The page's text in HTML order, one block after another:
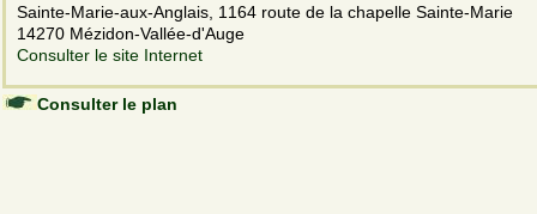
Sainte-Marie-aux-Anglais, 1164 route de la chapelle Sainte-Marie
14270 Mézidon-Vallée-d'Auge
Consulter le site Internet
Consulter le plan